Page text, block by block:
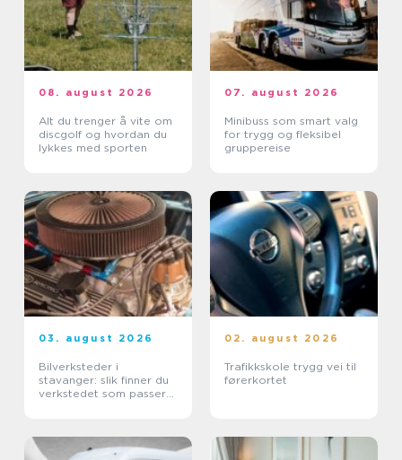
08. august 2026
Alt du trenger å vite om
discgolf og hvordan du
lykkes med sporten
07. august 2026
Minibuss som smart valg
for trygg og fleksibel
gruppereise
03. august 2026
Bilverksteder i
stavanger: slik finner du
verkstedet som passer
02. august 2026
Trafikkskole trygg vei til
førerkortet